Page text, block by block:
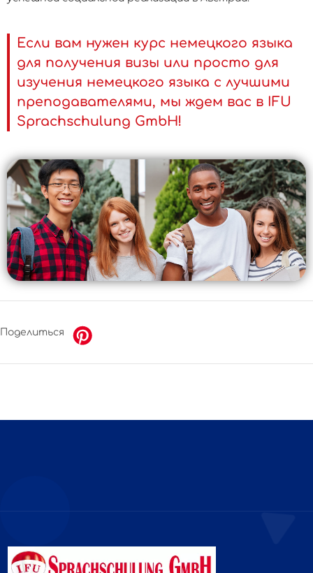
Если вам нужен курс немецкого языка
для получения визы или просто для
изучения немецкого языка с лучшими
преподавателями, мы ждем вас в IFU
Sprachschulung GmbH!
Поделиться